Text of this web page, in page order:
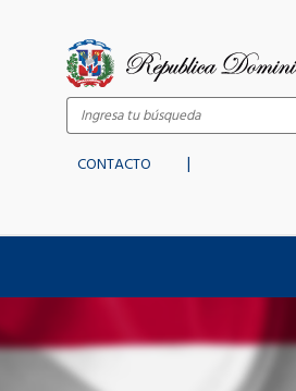
CONTACTO |